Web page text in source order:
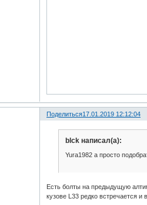
Поделиться17.01.2019 12:12:04
blck написал(а):
Yura1982 а просто
Есть болты на предыдущую
кузове L33 редко встречается и